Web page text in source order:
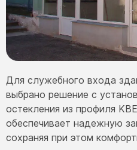
Для служебного входа
выбрано решение с
остекления из профиля
обеспечивает надежную
сохраняя при этом